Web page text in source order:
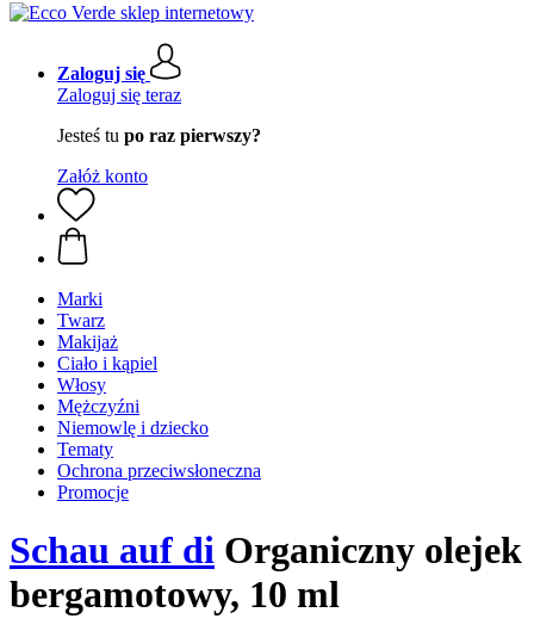
Zaloguj się
Zaloguj się teraz
Jesteś tu po raz pierwszy?
Załóż konto
Marki
Twarz
Makijaż
Ciało i kąpiel
Włosy
Mężczyźni
Niemowlę i dziecko
Tematy
Ochrona przeciwsłoneczna
Promocje
Schau auf di Organiczny olejek
bergamotowy, 10 ml